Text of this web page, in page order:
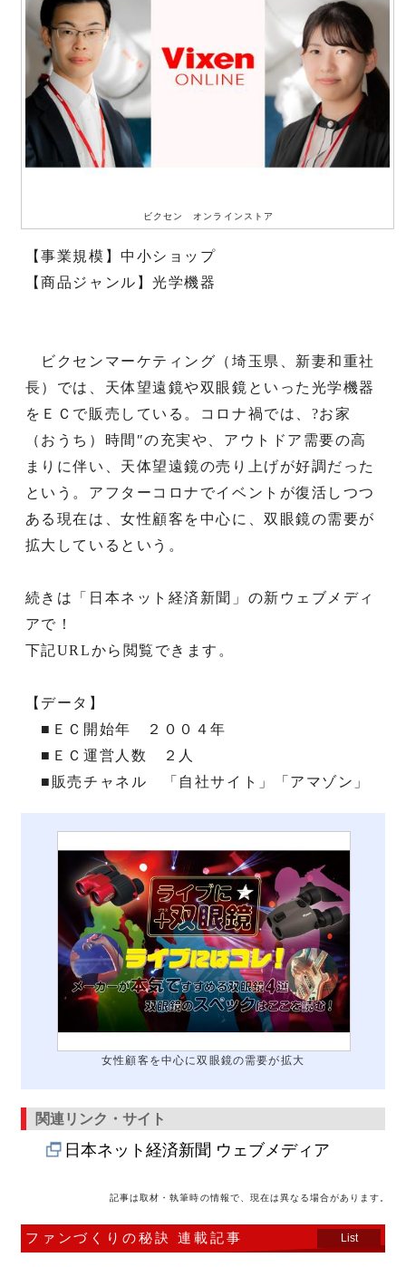
ビクセン オンラインストア
【事業規模】中小ショップ
【商品ジャンル】光学機器
ビクセンマーケティング（埼玉県、新妻和重社
長）では、天体望遠鏡や双眼鏡といった光学機器
をＥＣで販売している。コロナ禍では、?お家
（おうち）時間″の充実や、アウトドア需要の高
まりに伴い、天体望遠鏡の売り上げが好調だった
という。アフターコロナでイベントが復活しつつ
ある現在は、女性顧客を中心に、双眼鏡の需要が
拡大しているという。
続きは「日本ネット経済新聞」の新ウェブメディ
アで！
下記URLから閲覧できます。
【データ】
■ＥＣ開始年 ２００４年
■ＥＣ運営人数 ２人
■販売チャネル 「自社サイト」「アマゾン」
女性顧客を中心に双眼鏡の需要が拡大
関連リンク・サイト
日本ネット経済新聞 ウェブメディア
記事は取材・執筆時の情報で、現在は異なる場合があります。
ファンづくりの秘訣 連載記事 List